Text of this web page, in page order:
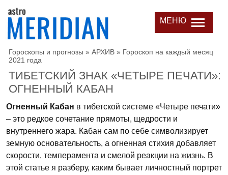
МЕНЮ
Гороскопы и прогнозы » АРХИВ » Гороскоп на каждый месяц
2021 года
ТИБЕТСКИЙ ЗНАК «ЧЕТЫРЕ ПЕЧАТИ»:
ОГНЕННЫЙ КАБАН
Огненный Кабан в тибетской системе «Четыре печати»
– это редкое сочетание прямоты, щедрости и
внутреннего жара. Кабан сам по себе символизирует
земную основательность, а огненная стихия добавляет
скорости, темперамента и смелой реакции на жизнь. В
этой статье я разберу, каким бывает личностный портрет